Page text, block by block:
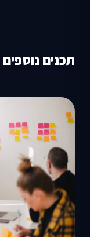
תכנים נוספים